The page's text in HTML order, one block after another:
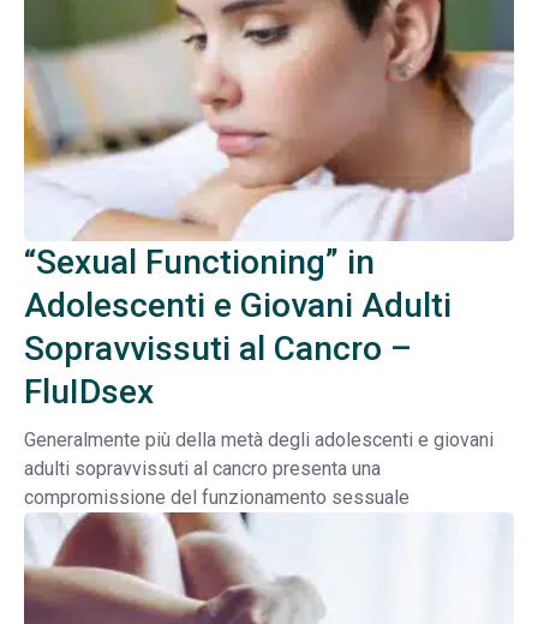
“Sexual Functioning” in
Adolescenti e Giovani Adulti
Sopravvissuti al Cancro –
FluIDsex
Generalmente più della metà degli adolescenti e giovani
adulti sopravvissuti al cancro presenta una
compromissione del funzionamento sessuale